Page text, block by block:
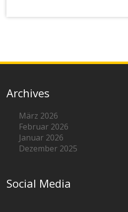
Archives
März 2026
Februar 2026
Januar 2026
Dezember 2025
Social Media